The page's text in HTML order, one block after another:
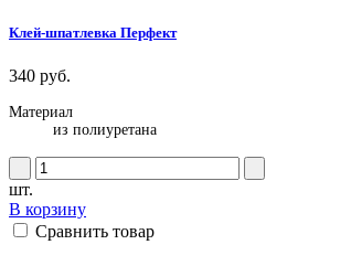
Клей-шпатлевка Перфект
340 руб.
Материал
из полиуретана
шт.
В корзину
Сравнить товар